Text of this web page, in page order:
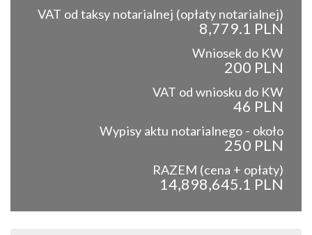
VAT od taksy notarialnej (opłaty notarialnej)
8,779.1 PLN
Wniosek do KW
200 PLN
VAT od wniosku do KW
46 PLN
Wypisy aktu notarialnego - około
250 PLN
RAZEM (cena + opłaty)
14,898,645.1 PLN